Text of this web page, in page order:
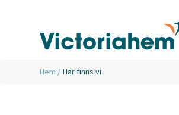
Hem / Här finns vi